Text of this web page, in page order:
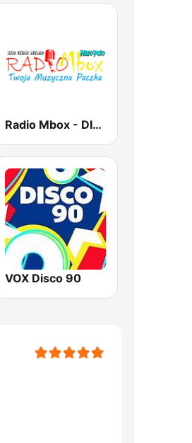
Radio Mbox - DISCO POLO
VOX Disco 90